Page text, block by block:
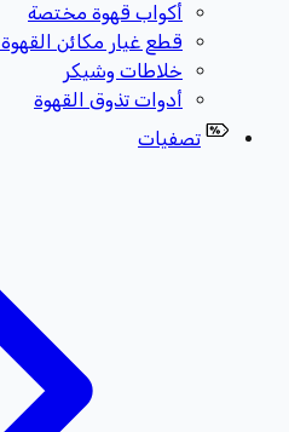
أكواب قهوة مختصة
قطع غيار مكائن
خلاطات وشيكر
أدوات تذوق القهوة
تصفيات